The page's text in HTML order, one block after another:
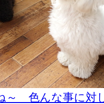
～ 色んな事に対